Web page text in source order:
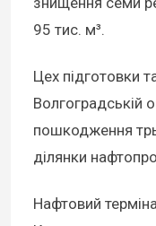
95 тис. м³.
Цех підготовки
Волгоградській
пошкодження
ділянки
Нафтовий